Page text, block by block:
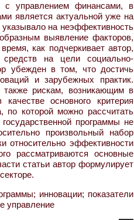
с управлением финансами, в
является актуальной уже на
указывало на неэффективность
выявление факторов,
как подчеркивает автор,
на цели социально-
убежден в том, что достичь
и зарубежных практик.
также рискам, возникающим в
основного критерия
по которой можно рассчитать
программы не
произвольный набор
относительно эффективности
рассматриваются основные
статьи автор формулирует
инновации; показатели
управление